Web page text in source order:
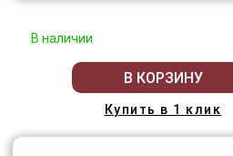
В наличии
В КОРЗИНУ
Купить в 1 клик